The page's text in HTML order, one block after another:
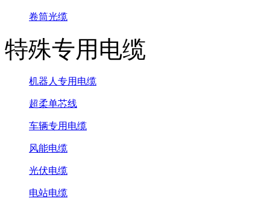
卷筒光缆
特殊专用电缆
机器人专用电缆
超柔单芯线
车辆专用电缆
风能电缆
光伏电缆
电站电缆